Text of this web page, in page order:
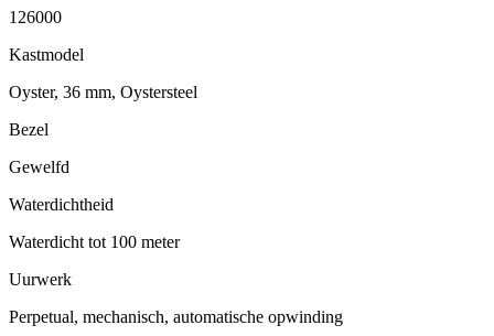
126000
Kastmodel
Oyster, 36 mm, Oystersteel
Bezel
Gewelfd
Waterdichtheid
Waterdicht tot 100 meter
Uurwerk
Perpetual, mechanisch, automatische opwinding